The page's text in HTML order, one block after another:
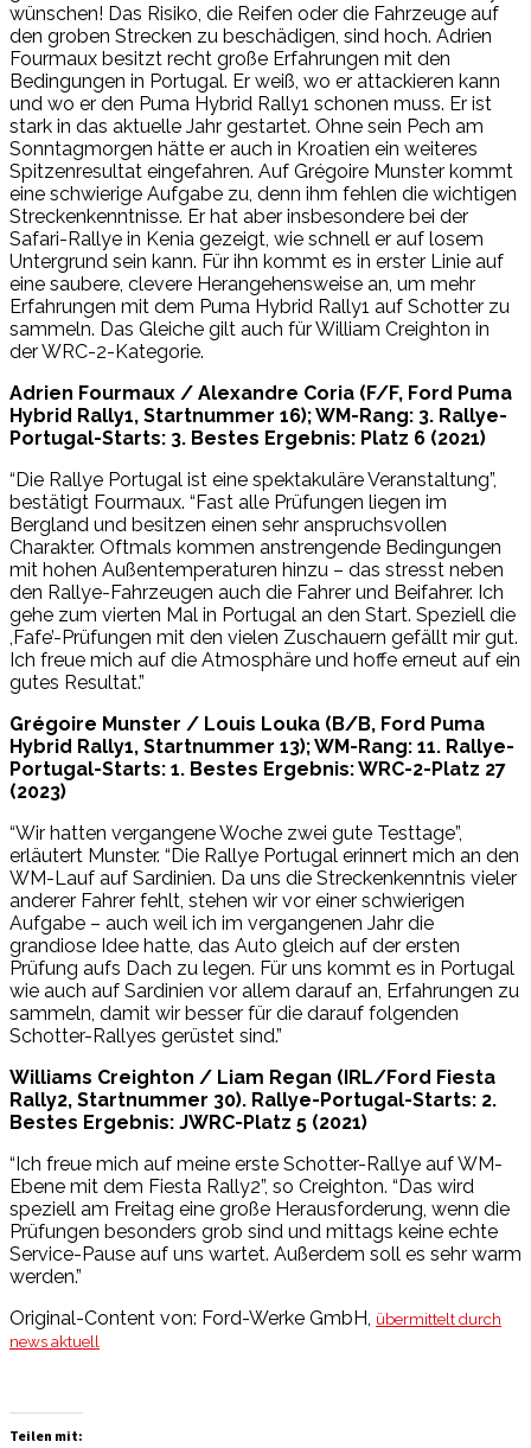
wünschen! Das Risiko, die Reifen oder die Fahrzeuge auf
den groben Strecken zu beschädigen, sind hoch. Adrien
Fourmaux besitzt recht große Erfahrungen mit den
Bedingungen in Portugal. Er weiß, wo er attackieren kann
und wo er den Puma Hybrid Rally1 schonen muss. Er ist
stark in das aktuelle Jahr gestartet. Ohne sein Pech am
Sonntagmorgen hätte er auch in Kroatien ein weiteres
Spitzenresultat eingefahren. Auf Grégoire Munster kommt
eine schwierige Aufgabe zu, denn ihm fehlen die wichtigen
Streckenkenntnisse. Er hat aber insbesondere bei der
Safari-Rallye in Kenia gezeigt, wie schnell er auf losem
Untergrund sein kann. Für ihn kommt es in erster Linie auf
eine saubere, clevere Herangehensweise an, um mehr
Erfahrungen mit dem Puma Hybrid Rally1 auf Schotter zu
sammeln. Das Gleiche gilt auch für William Creighton in
der WRC-2-Kategorie.
Adrien Fourmaux / Alexandre Coria (F/F, Ford Puma
Hybrid Rally1, Startnummer 16); WM-Rang: 3. Rallye-
Portugal-Starts: 3. Bestes Ergebnis: Platz 6 (2021)
“Die Rallye Portugal ist eine spektakuläre Veranstaltung”,
bestätigt Fourmaux. “Fast alle Prüfungen liegen im
Bergland und besitzen einen sehr anspruchsvollen
Charakter. Oftmals kommen anstrengende Bedingungen
mit hohen Außentemperaturen hinzu – das stresst neben
den Rallye-Fahrzeugen auch die Fahrer und Beifahrer. Ich
gehe zum vierten Mal in Portugal an den Start. Speziell die
,Fafe’-Prüfungen mit den vielen Zuschauern gefällt mir gut.
Ich freue mich auf die Atmosphäre und hoffe erneut auf ein
gutes Resultat.”
Grégoire Munster / Louis Louka (B/B, Ford Puma
Hybrid Rally1, Startnummer 13); WM-Rang: 11. Rallye-
Portugal-Starts: 1. Bestes Ergebnis: WRC-2-Platz 27
(2023)
“Wir hatten vergangene Woche zwei gute Testtage”,
erläutert Munster. “Die Rallye Portugal erinnert mich an den
WM-Lauf auf Sardinien. Da uns die Streckenkenntnis vieler
anderer Fahrer fehlt, stehen wir vor einer schwierigen
Aufgabe – auch weil ich im vergangenen Jahr die
grandiose Idee hatte, das Auto gleich auf der ersten
Prüfung aufs Dach zu legen. Für uns kommt es in Portugal
wie auch auf Sardinien vor allem darauf an, Erfahrungen zu
sammeln, damit wir besser für die darauf folgenden
Schotter-Rallyes gerüstet sind.”
Williams Creighton / Liam Regan (IRL/Ford Fiesta
Rally2, Startnummer 30). Rallye-Portugal-Starts: 2.
Bestes Ergebnis: JWRC-Platz 5 (2021)
“Ich freue mich auf meine erste Schotter-Rallye auf WM-
Ebene mit dem Fiesta Rally2”, so Creighton. “Das wird
speziell am Freitag eine große Herausforderung, wenn die
Prüfungen besonders grob sind und mittags keine echte
Service-Pause auf uns wartet. Außerdem soll es sehr warm
werden.”
Original-Content von: Ford-Werke GmbH, übermittelt durch
news aktuell
Teilen mit: